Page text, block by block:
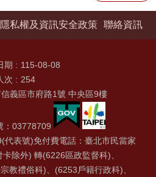
隱私權及資訊安全政策 聯絡資訊
期
115-08-08
次
254
義區市府路1號 中央區9樓
：03778709
表號)免付費電話：臺北市民當家
除外) 轉(6226區政監督科)、
教禮俗科)、(6253戶籍行政科)、